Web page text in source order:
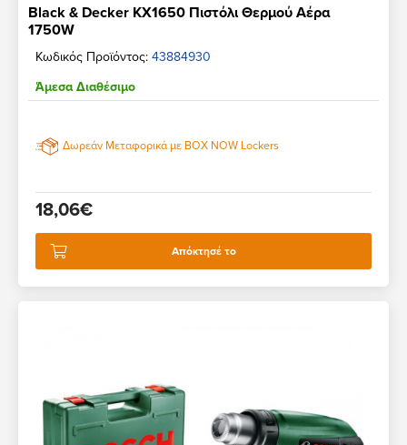
Black & Decker KX1650 Πιστόλι Θερμού Αέρα
1750W
Κωδικός Προϊόντος: 43884930
Άμεσα Διαθέσιμο
Δωρεάν Μεταφορικά με BOX NOW Lockers
18,06€
Απόκτησέ το